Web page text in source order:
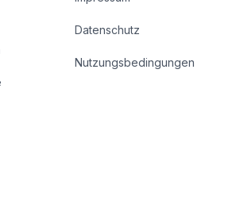
Datenschutz
Nutzungsbedingungen